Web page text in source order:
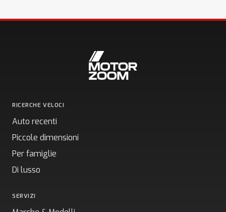
RICERCHE VELOCI
Auto recenti
Piccole dimensioni
Per famiglie
Di lusso
SERVIZI